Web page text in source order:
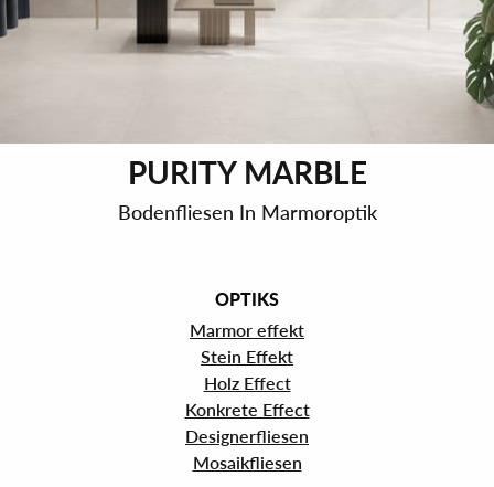
PURITY MARBLE
Bodenfliesen In Marmoroptik
OPTIKS
Marmor effekt
Stein Effekt
Holz Effect
Konkrete Effect
Designerfliesen
Mosaikfliesen